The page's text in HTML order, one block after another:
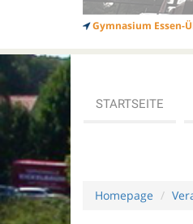
Gymnasium Essen-
STARTSEITE
Homepage